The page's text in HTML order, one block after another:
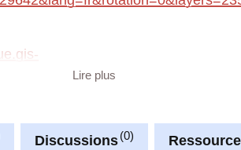
metadata/6b3fbca3-92b5-42a0-
guest
Lire plus
Discussions 0